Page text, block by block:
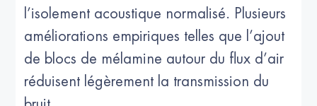
l’isolement acoustique normalisé. Plusieurs
améliorations empiriques telles que l’ajout
de blocs de mélamine autour du flux d’air
réduisent légèrement la transmission du